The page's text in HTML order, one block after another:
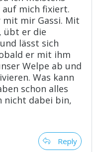
auf mich fixiert.
mit mir Gassi. Mit
übt er die
lässt sich
er mit ihm
Welpe ab und
Was kann
schon alles
nicht dabei bin,
Reply